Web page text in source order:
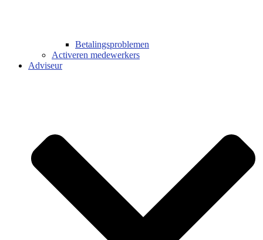
Betalingsproblemen
Activeren medewerkers
Adviseur